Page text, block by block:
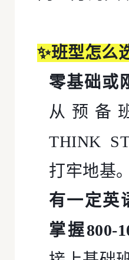
✨班型怎么
零基础或
从预备
THINK
打牢地基。
有一定英
掌握800-